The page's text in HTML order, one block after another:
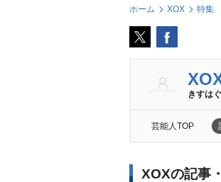
ホーム XOX 特集
きすは
芸能人TOP
XOXの記事